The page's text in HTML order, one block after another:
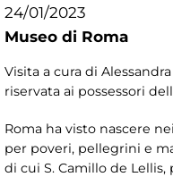
24/01/2023
Museo di Roma
Visita a cura di
riservata ai possessori
Roma ha visto nascere
per poveri, pellegrini e
di cui S. Camillo de